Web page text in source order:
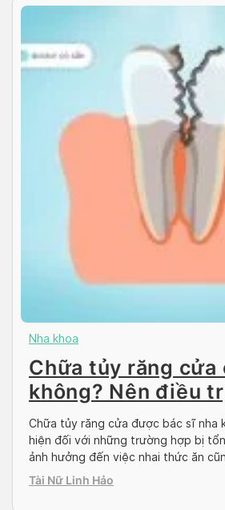
Nha khoa
Chữa tủy răng cửa
không? Nên điều
Chữa tủy răng cửa được bác sĩ nha
hiện đối với những trường hợp bị
ảnh hưởng đến việc nhai thức ăn
tình trạng nhiễm trùng. Vậy lấy tủy
Tài Nữ Linh Hảo